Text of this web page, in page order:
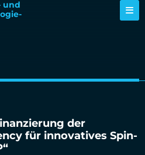
und
der
für innovatives Spin-